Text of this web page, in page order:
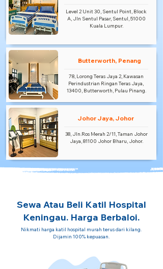
Level 2 Unit 30, Sentul Point, Block
A, Jln Sentul Pasar, Sentul, 51000
Kuala Lumpur.
Butterworth, Penang
78, Lorong Teras Jaya 2, Kawasan
Perindustrian Ringan Teras Jaya,
13400, Butterworth, Pulau Pinang.
Johor Jaya, Johor
38, Jln.Ros Merah 2/11, Taman Johor
Jaya, 81100 Johor Bharu, Johor.
Sewa Atau Beli Katil Hospital
Keningau. Harga Berbaloi.
Nikmati harga katil hospital murah terus dari kilang.
Dijamin 100% kepuasan.